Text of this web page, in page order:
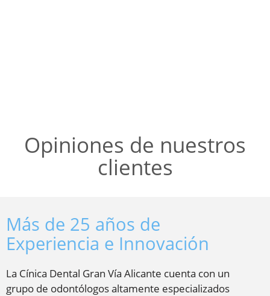
Opiniones de nuestros
clientes
Más de 25 años de
Experiencia e Innovación
La Cínica Dental Gran Vía Alicante cuenta con un
grupo de odontólogos altamente especializados